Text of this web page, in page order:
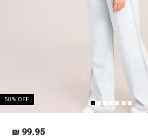
50% OFF
99.95 ₪